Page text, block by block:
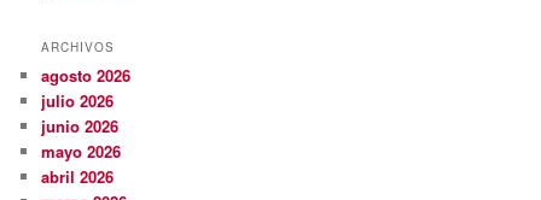
ARCHIVOS
agosto 2026
julio 2026
junio 2026
mayo 2026
abril 2026